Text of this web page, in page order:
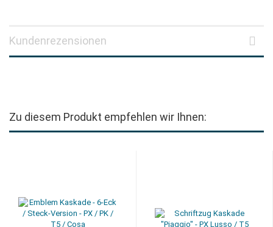
Kundenrezensionen
Zu diesem Produkt empfehlen wir Ihnen: